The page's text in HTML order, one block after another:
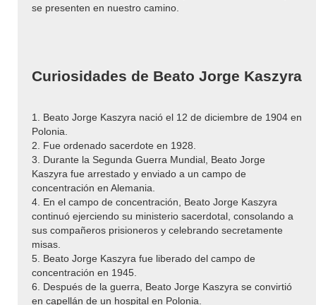
se presenten en nuestro camino.
Curiosidades de Beato Jorge Kaszyra
1. Beato Jorge Kaszyra nació el 12 de diciembre de 1904 en
Polonia.
2. Fue ordenado sacerdote en 1928.
3. Durante la Segunda Guerra Mundial, Beato Jorge
Kaszyra fue arrestado y enviado a un campo de
concentración en Alemania.
4. En el campo de concentración, Beato Jorge Kaszyra
continuó ejerciendo su ministerio sacerdotal, consolando a
sus compañeros prisioneros y celebrando secretamente
misas.
5. Beato Jorge Kaszyra fue liberado del campo de
concentración en 1945.
6. Después de la guerra, Beato Jorge Kaszyra se convirtió
en capellán de un hospital en Polonia.